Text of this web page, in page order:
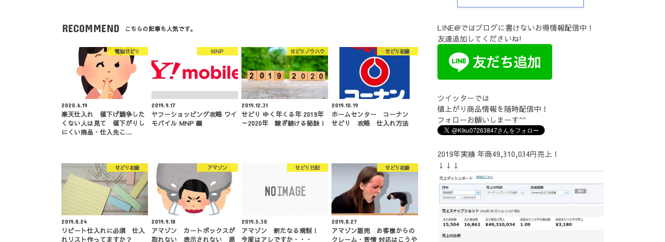
RECOMMEND こちらの記事も人気です。
電脳せどり
2020.6.19
楽天仕入れ 値下げ競争した
くない人は見て 値下がりし
にくい商品・仕入先こ…
MNP
2019.9.17
ヤフーショッピング攻略 ワイ
モバイル MNP 編
せどりノウハウ
2019.12.31
せどり ゆく年くる年 2019年
～2020年 稼ぎ続ける秘訣！
せどり初級
2019.10.19
ホームセンター コーナン
せどり 攻略 仕入れ方法
せどり初級
2019.8.24
リピート仕入れに必須 仕入
れリスト作ってますか？
アマゾン
2019.9.18
アマゾン カートボックスが
取れない 表示されない 原
せどり日記
2019.5.30
アマゾン 新たなる規制！
今度はアレですか・・・
せどり初級
2019.8.27
アマゾン販売 お客様からの
クレーム・苦情 対応はこうや
LINE@ではブログに書けないお得情報配信中！
友達追加してくださいね!
ツイッターでは
値上がり商品情報を随時配信中！
フォローお願いしまーす^^
2019年実績 年商49,310,034円売上！
↓↓↓